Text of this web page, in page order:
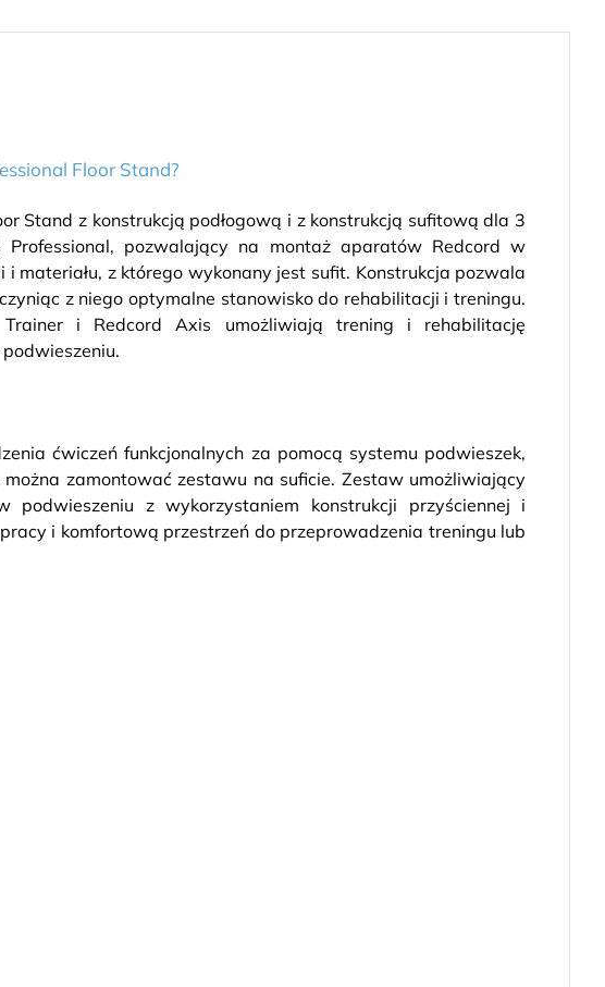
Floor Stand?
Stand z konstrukcją podłogową i z konstrukcją sufitową dla 3
pozwalający na montaż aparatów Redcord w
materiału, z którego wykonany jest sufit. Konstrukcja pozwala
z niego optymalne stanowisko do rehabilitacji i treningu.
i Redcord Axis umożliwiają trening i rehabilitację
ćwiczeń funkcjonalnych za pomocą systemu podwieszek,
zamontować zestawu na suficie. Zestaw umożliwiający
podwieszeniu z wykorzystaniem konstrukcji przyściennej i
i komfortową przestrzeń do przeprowadzenia treningu lub